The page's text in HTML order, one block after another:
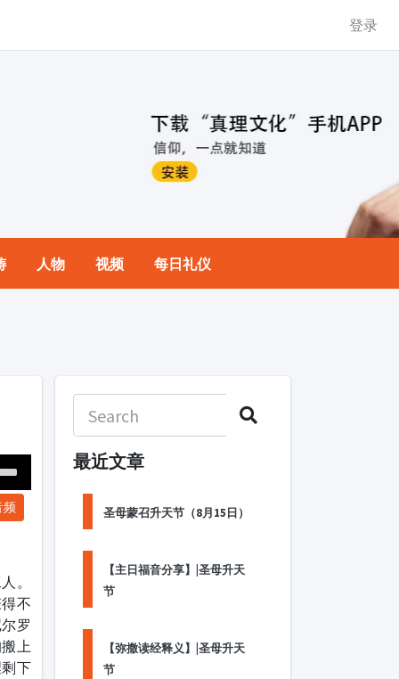
登录
人物 视频 每日礼仪
频
。
不
罗
上
下
最近文章
圣母蒙召升天节（8月15日）
【主日福音分享】|圣母升天
节
【弥撒读经释义】|圣母升天
节